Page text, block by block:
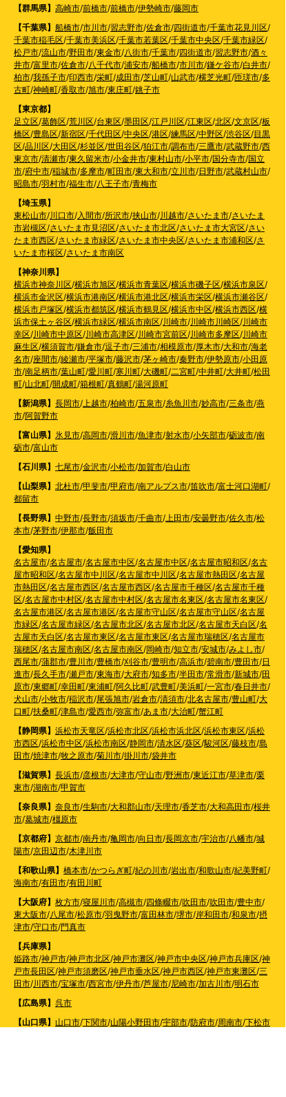
【群馬県】 高崎市/前橋市/前橋市/伊勢崎市/藤岡市
【千葉県】 船橋市/市川市/習志野市/佐倉市/四街道市/千葉市花見川区/
千葉市稲毛区/千葉市美浜区/千葉市若葉区/千葉市中央区/千葉市緑区/
松戸市/流山市/野田市/東金市/八街市/千葉市/四街道市/習志野市/酒々
井市/富里市/佐倉市/八千代市/浦安市/船橋市/市川市/鎌ケ谷市/白井市/
柏市/我孫子市/印西市/栄町/成田市/芝山町/山武市/横芝光町/匝瑳市/多
古町/神崎町/香取市/旭市/東庄町/銚子市
【東京都】
足立区/葛飾区/荒川区/台東区/墨田区/江戸川区/江東区/北区/文京区/板
橋区/豊島区/新宿区/千代田区/中央区/港区/練馬区/中野区/渋谷区/目黒
区/品川区/大田区/杉並区/世田谷区/狛江市/調布市/三鷹市/武蔵野市/西
東京市/清瀬市/東久留米市/小金井市/東村山市/小平市/国分寺市/国立
市/府中市/稲城市/多摩市/町田市/東大和市/立川市/日野市/武蔵村山市/
昭島市/羽村市/福生市/八王子市/青梅市
【埼玉県】
東松山市/川口市/入間市/所沢市/挟山市/川越市/さいたま市/さいたま
市岩槻区/さいたま市見沼区/さいたま市北区/さいたま市大宮区/さい
たま市西区/さいたま市緑区/さいたま市中央区/さいたま市浦和区/さ
いたま市桜区/さいたま市南区
【神奈川県】
横浜市神奈川区/横浜市旭区/横浜市青葉区/横浜市磯子区/横浜市泉区/
横浜市金沢区/横浜市港南区/横浜市港北区/横浜市栄区/横浜市瀬谷区/
横浜市戸塚区/横浜市都筑区/横浜市鶴見区/横浜市中区/横浜市西区/横
浜市保土ヶ谷区/横浜市緑区/横浜市南区/川崎市/川崎市川崎区/川崎市
幸区/川崎市中原区/川崎市高津区/川崎市宮前区/川崎市多摩区/川崎市
麻生区/横須賀市/鎌倉市/逗子市/三浦市/相模原市/厚木市/大和市/海老
名市/座間市/綾瀬市/平塚市/藤沢市/茅ヶ崎市/秦野市/伊勢原市/小田原
市/南足柄市/葉山町/愛川町/寒川町/大磯町/二宮町/中井町/大井町/松田
町/山北町/開成町/箱根町/真鶴町/湯河原町
【新潟県】 長岡市/上越市/柏崎市/五泉市/糸魚川市/妙高市/三条市/燕
市/阿賀野市
【富山県】 氷見市/高岡市/滑川市/魚津市/射水市/小矢部市/砺波市/南
砺市/富山市
【石川県】 七尾市/金沢市/小松市/加賀市/白山市
【山梨県】 北杜市/甲斐市/甲府市/南アルプス市/笛吹市/富士河口湖町/
都留市
【長野県】 中野市/長野市/須坂市/千曲市/上田市/安曇野市/佐久市/松
本市/茅野市/伊那市/飯田市
【愛知県】
名古屋市/名古屋市/名古屋市中区/名古屋市中区/名古屋市昭和区/名古
屋市昭和区/名古屋市中川区/名古屋市中川区/名古屋市熱田区/名古屋
市熱田区/名古屋市西区/名古屋市西区/名古屋市千種区/名古屋市千種
区/名古屋市中村区/名古屋市中村区/名古屋市名東区/名古屋市名東区/
名古屋市港区/名古屋市港区/名古屋市守山区/名古屋市守山区/名古屋
市緑区/名古屋市緑区/名古屋市北区/名古屋市北区/名古屋市天白区/名
古屋市天白区/名古屋市東区/名古屋市東区/名古屋市瑞穂区/名古屋市
瑞穂区/名古屋市南区/名古屋市南区/岡崎市/知立市/安城市/みよし市/
西尾市/蒲郡市/豊川市/豊橋市/刈谷市/豊明市/高浜市/碧南市/豊田市/日
進市/長久手市/瀬戸市/東海市/大府市/知多市/半田市/常滑市/新城市/田
原市/東郷町/幸田町/東浦町/阿久比町/武豊町/美浜町/一宮市/春日井市/
犬山市/小牧市/稲沢市/尾張旭市/岩倉市/清須市/北名古屋市/豊山町/大
口町/扶桑町/津島市/愛西市/弥富市/あま市/大治町/蟹江町
【静岡県】 浜松市天竜区/浜松市北区/浜松市浜北区/浜松市東区/浜松
市西区/浜松市中区/浜松市南区/静岡市/清水区/葵区/駿河区/藤枝市/島
田市/焼津市/牧之原市/菊川市/掛川市/袋井市
【滋賀県】 長浜市/彦根市/大津市/守山市/野洲市/東近江市/草津市/栗
東市/湖南市/甲賀市
【奈良県】 奈良市/生駒市/大和郡山市/天理市/香芝市/大和高田市/桜井
市/葛城市/橿原市
【京都府】 京都市/南丹市/亀岡市/向日市/長岡京市/宇治市/八幡市/城
陽市/京田辺市/木津川市
【和歌山県】 橋本市/かつらぎ町/紀の川市/岩出市/和歌山市/紀美野町/
海南市/有田市/有田川町
【大阪府】 枚方市/寝屋川市/高槻市/四條畷市/吹田市/吹田市/豊中市/
東大阪市/八尾市/松原市/羽曳野市/富田林市/堺市/岸和田市/和泉市/摂
津市/守口市/門真市
【兵庫県】
姫路市/神戸市/神戸市北区/神戸市灘区/神戸市中央区/神戸市兵庫区/神
戸市長田区/神戸市須磨区/神戸市垂水区/神戸市西区/神戸市東灘区/三
田市/川西市/宝塚市/西宮市/伊丹市/芦屋市/尼崎市/加古川市/明石市
【広島県】 呉市
【山口県】 山口市/下関市/山陽小野田市/宇部市/防府市/周南市/下松市